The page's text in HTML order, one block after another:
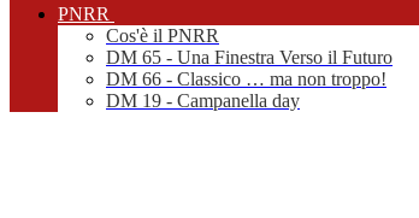
PNRR
Cos'è il PNRR
DM 65 - Una Finestra Verso il Futuro
DM 66 - Classico … ma non troppo!
DM 19 - Campanella day